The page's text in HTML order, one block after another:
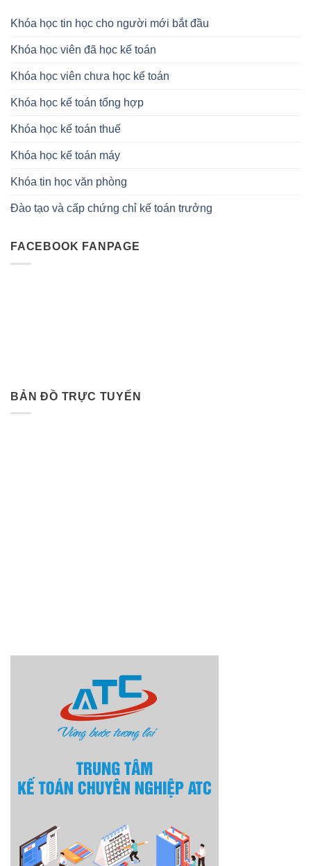
Khóa học tin học cho người mới bắt đầu
Khóa học viên đã học kế toán
Khóa học viên chưa học kế toán
Khóa học kế toán tổng hợp
Khóa học kế toán thuế
Khóa học kế toán máy
Khóa tin học văn phòng
Đào tạo và cấp chứng chỉ kế toán trưởng
FACEBOOK FANPAGE
BẢN ĐỒ TRỰC TUYẾN